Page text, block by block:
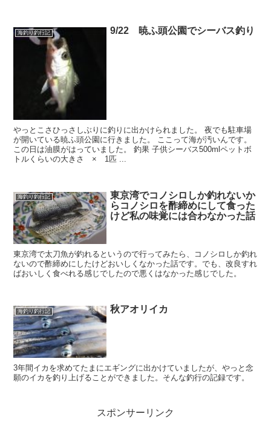
海釣り釣行記 9/22 暁ふ頭公園でシーバス釣り
やっとこさひっさしぶりに釣りに出かけられました。 夜でも駐車場
が開いている暁ふ頭公園に行きました。 ここって海が汚いんです。
この日は油膜がはっていました。 釣果 子供シーバス500mlペットボ
トルくらいの大きさ × 1匹 ...
海釣り釣行記
東京湾でコノシロしか釣れないか
らコノシロを酢締めにして食った
けど私の味覚には合わなかった話
東京湾で太刀魚が釣れるというので行ってみたら、コノシロしか釣れ
ないので酢締めにしたけどおいしくなかった話です。でも、改良すれ
ばおいしく食べれる感じでしたので悪くはなかった感じでした。
海釣り釣行記 秋アオリイカ
3年間イカを求めてたまにエギングに出かけていましたが、やっと念
願のイカを釣り上げることができました。そんな釣行の記録です。
スポンサーリンク